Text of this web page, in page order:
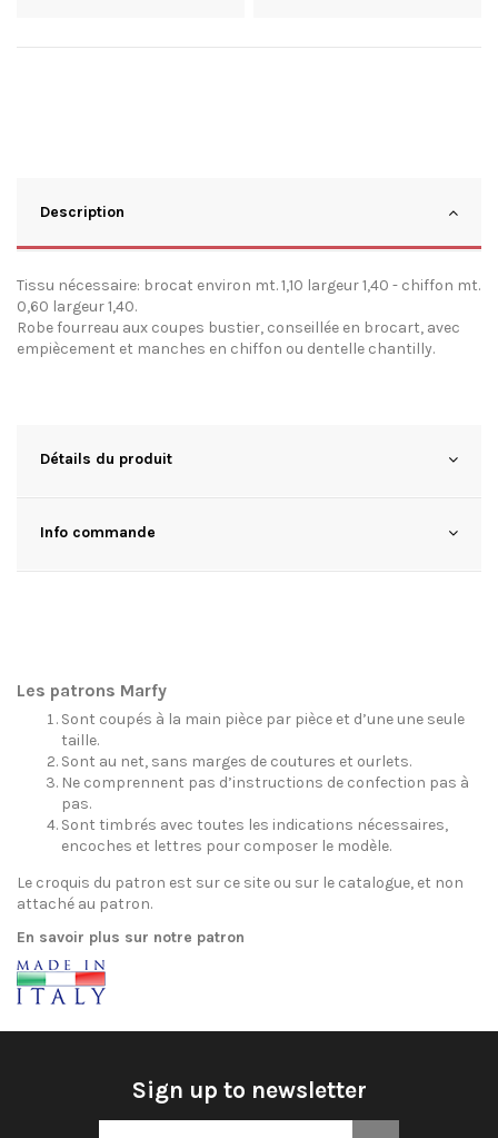
Description
Tissu nécessaire: brocat environ mt. 1,10 largeur 1,40 - chiffon mt.
0,60 largeur 1,40.
Robe fourreau aux coupes bustier, conseillée en brocart, avec
empiècement et manches en chiffon ou dentelle chantilly.
Détails du produit
Info commande
Les patrons Marfy
Sont coupés à la main pièce par pièce et d’une une seule
taille.
Sont au net, sans marges de coutures et ourlets.
Ne comprennent pas d’instructions de confection pas à
pas.
Sont timbrés avec toutes les indications nécessaires,
encoches et lettres pour composer le modèle.
Le croquis du patron est sur ce site ou sur le catalogue, et non
attaché au patron.
En savoir plus sur notre patron
Sign up to newsletter